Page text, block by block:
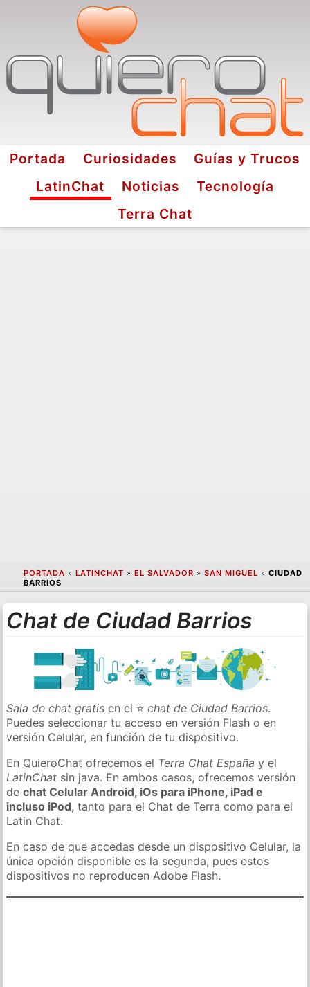
Portada Curiosidades
Guías y Trucos
LatinChat
Noticias
Tecnología
Terra Chat
PORTADA » LATINCHAT » EL SALVADOR » SAN MIGUEL » CIUDAD
BARRIOS
Chat de Ciudad Barrios
Sala de chat gratis en el ⭐chat de Ciudad Barrios.
Puedes seleccionar tu acceso en versión Flash o en
versión Celular, en función de tu dispositivo.
En QuieroChat ofrecemos el Terra Chat España y el
LatinChat sin java. En ambos casos, ofrecemos versión
dechat Celular Android, iOs para iPhone, iPad e
incluso iPod, tanto para el Chat de Terra como para el
Latin Chat.
En caso de que accedas desde un dispositivo Celular, la
única opción disponible es la segunda, pues estos
dispositivos no reproducen Adobe Flash.